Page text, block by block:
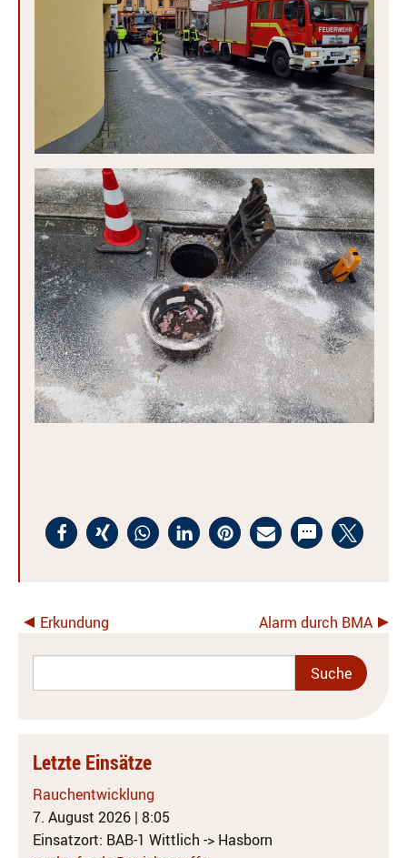
Erkundung Alarm durch BMA
Letzte Einsätze
Rauchentwicklung
7. August 2026 | 8:05
Einsatzort: BAB-1 Wittlich -> Hasborn